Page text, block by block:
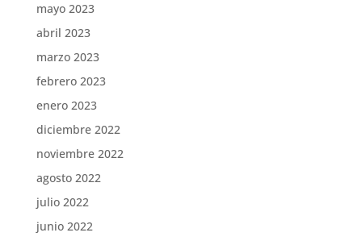
mayo 2023
abril 2023
marzo 2023
febrero 2023
enero 2023
diciembre 2022
noviembre 2022
agosto 2022
julio 2022
junio 2022